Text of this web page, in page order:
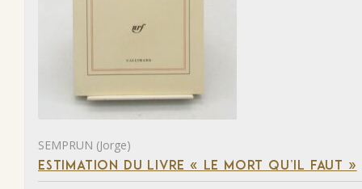
SEMPRUN (Jorge)
ESTIMATION DU LIVRE « LE MORT QU’IL FAUT »